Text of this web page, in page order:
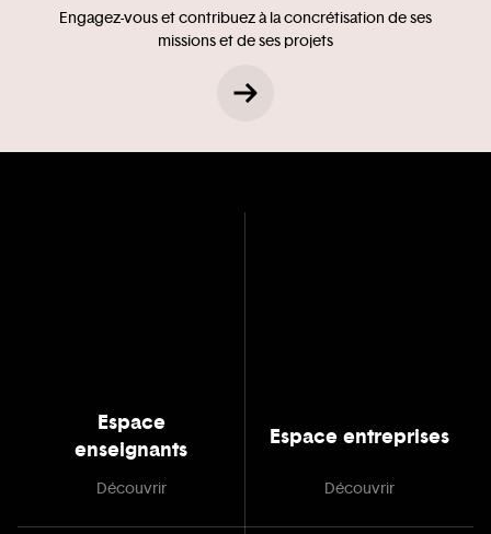
Engagez-vous et contribuez à la concrétisation de ses
missions et de ses projets
Espace
enseignants
Découvrir
Espace entreprises
Découvrir